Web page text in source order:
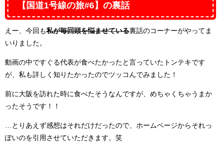
【国道1号線の旅#6】の裏話
えー、今回も私が毎回頭を悩ませている裏話のコーナーがやってま
いりました。
動画の中ですぐる代表が食べたかったと言っていたトンテキです
が、私も詳しく知りたかったのでツッコんでみました！
前に大阪を訪れた時に食べたそうなんですが、めちゃくちゃうまか
ったそうです！！
…とりあえず感想はそれだけだったので、ホームページからそれっ
ぽいのを引用させていただきます。笑